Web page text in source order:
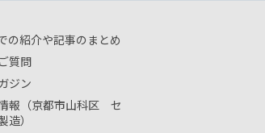
の紹介や記事のまとめ
質問
ジン
報（京都市山科区 セ
造）